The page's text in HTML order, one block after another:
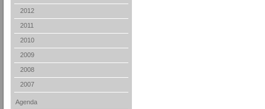
2012
2011
2010
2009
2008
2007
Agenda